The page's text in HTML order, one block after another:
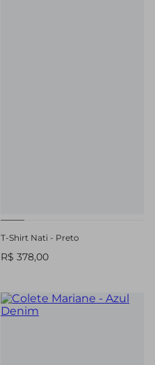
T-Shirt Nati - Preto
R$ 378,00